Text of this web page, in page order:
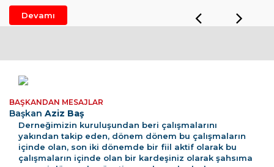
Devamı
BAŞKANDAN MESAJLAR
Başkan Aziz Baş
Derneğimizin kuruluşundan beri çalışmalarını
yakından takip eden, dönem dönem bu çalışmaların
içinde olan, son iki dönemde bir fiil aktif olarak bu
çalışmaların içinde olan bir kardeşiniz olarak şahsıma